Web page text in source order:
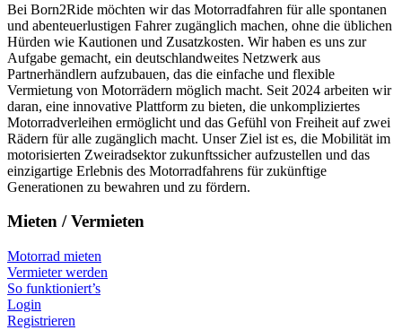
Bei Born2Ride möchten wir das Motorradfahren für alle spontanen
und abenteuerlustigen Fahrer zugänglich machen, ohne die üblichen
Hürden wie Kautionen und Zusatzkosten. Wir haben es uns zur
Aufgabe gemacht, ein deutschlandweites Netzwerk aus
Partnerhändlern aufzubauen, das die einfache und flexible
Vermietung von Motorrädern möglich macht. Seit 2024 arbeiten wir
daran, eine innovative Plattform zu bieten, die unkompliziertes
Motorradverleihen ermöglicht und das Gefühl von Freiheit auf zwei
Rädern für alle zugänglich macht. Unser Ziel ist es, die Mobilität im
motorisierten Zweiradsektor zukunftssicher aufzustellen und das
einzigartige Erlebnis des Motorradfahrens für zukünftige
Generationen zu bewahren und zu fördern.
Mieten / Vermieten
Motorrad mieten
Vermieter werden
So funktioniert’s
Login
Registrieren